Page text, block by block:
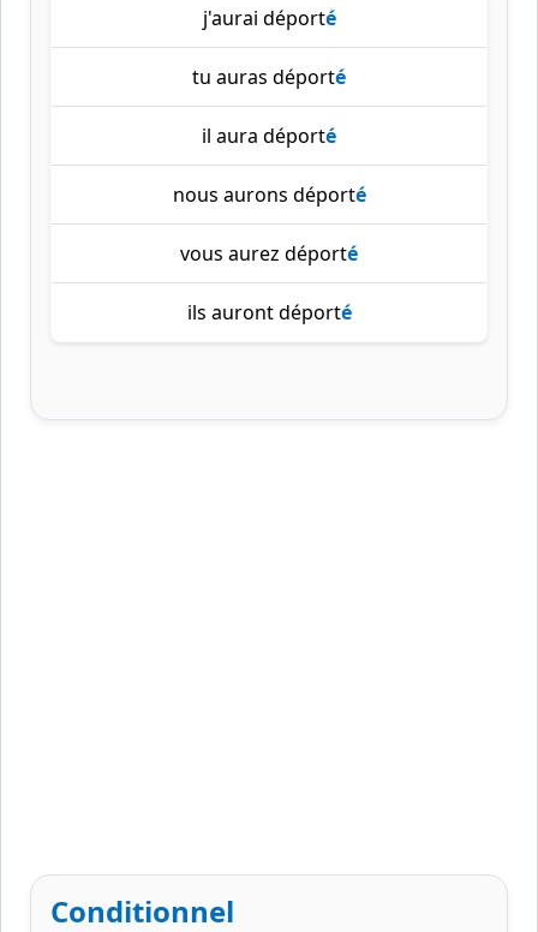
j'aurai déporté
tu auras déporté
il aura déporté
nous aurons déporté
vous aurez déporté
ils auront déporté
Conditionnel